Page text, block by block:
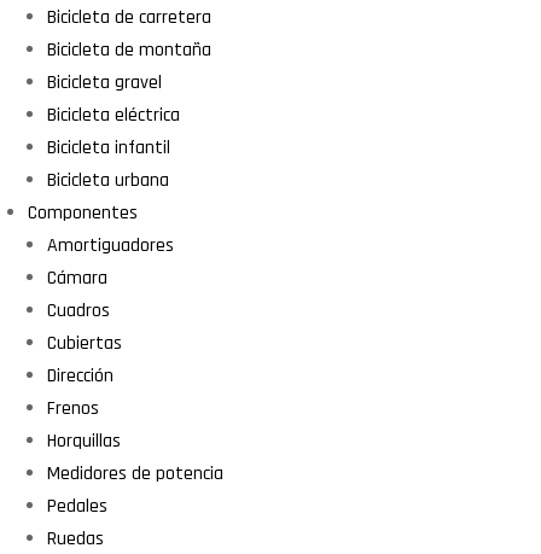
Bicicleta de carretera
Bicicleta de montaña
Bicicleta gravel
Bicicleta eléctrica
Bicicleta infantil
Bicicleta urbana
Componentes
Amortiguadores
Cámara
Cuadros
Cubiertas
Dirección
Frenos
Horquillas
Medidores de potencia
Pedales
Ruedas